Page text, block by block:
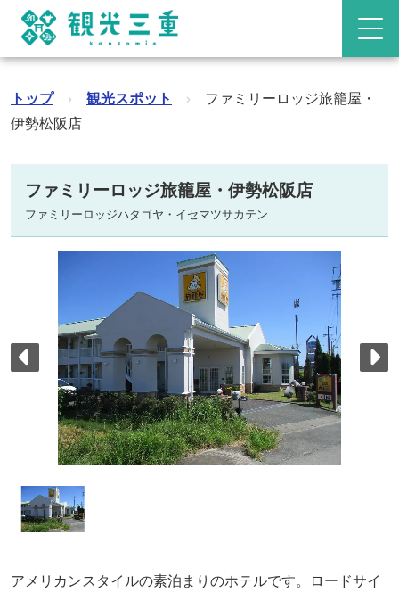
トップ › 観光スポット ›
ファミリーロッジ旅籠屋・
伊勢松阪店
ファミリーロッジ旅籠屋・伊勢松阪店
ファミリーロッジハタゴヤ・イセマツサカテン
アメリカンスタイルの素泊まりのホテルです。ロードサイ